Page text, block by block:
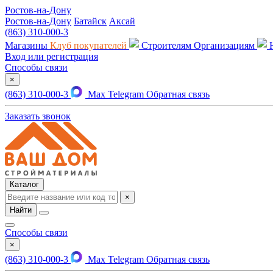
Ростов-на-Дону
Ростов-на-Дону Батайск Аксай
(863) 310-000-3
Магазины Клуб покупателей Строителям Организациям
Вход или регистрация
Способы связи
×
(863) 310-000-3 Max Telegram Обратная связь
Заказать звонок
Каталог
×
Найти
Способы связи
×
(863) 310-000-3 Max Telegram Обратная связь